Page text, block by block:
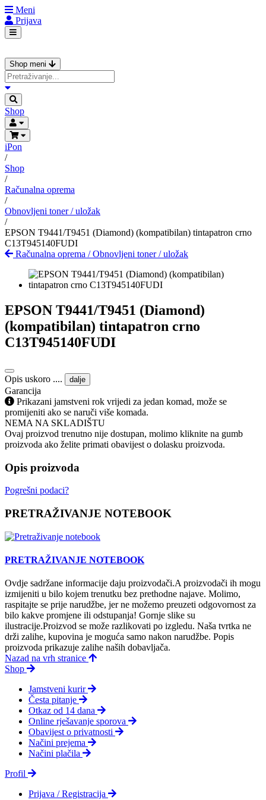
Meni
Prijava
Shop meni
Shop
iPon
/
Shop
/
Računalna oprema
/
Obnovljeni toner / uložak
/
EPSON T9441/T9451 (Diamond) (kompatibilan) tintapatron crno
C13T945140FUDI
Računalna oprema /Obnovljeni toner / uložak
EPSON T9441/T9451 (Diamond)
(kompatibilan) tintapatron crno
C13T945140FUDI
Opis uskoro .... dalje
Garancija
Prikazani jamstveni rok vrijedi za jedan komad, može se
promijeniti ako se naruči više komada.
NEMA NA SKLADIŠTU
Ovaj proizvod trenutno nije dostupan, molimo kliknite na gumb
proizvoda ako želite primati obavijest o dolasku proizvoda.
Opis proizvoda
Pogrešni podaci?
PRETRAŽIVANJE NOTEBOOK
PRETRAŽIVANJE NOTEBOOK
Ovdje sadržane informacije daju proizvodači.A proizvodači ih mogu
izmijeniti u bilo kojem trenutku bez prethodne najave. Molimo,
raspitajte se prije narudžbe, jer ne možemo preuzeti odgovornost za
bilo kakve promjene ili odstupanja! Gornje slike su
ilustracije.Proizvod se može razlikovati po izgledu. Naša tvrtka ne
drži zalihe, kupovina je moguća samo nakon narudžbe. Popis
proizvoda prikazuje zalihe naših dobavljača.
Nazad na vrh stranice
Shop
Jamstveni kurir
Česta pitanje
Otkaz od 14 dana
Online rješavanje sporova
Obavijest o privatnosti
Načini prejema
Načini plačila
Profil
Prijava / Registracija